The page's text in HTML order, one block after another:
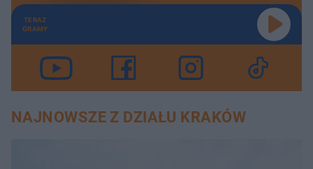
TERAZ
GRAMY
NAJNOWSZE Z DZIAŁU KRAKÓW